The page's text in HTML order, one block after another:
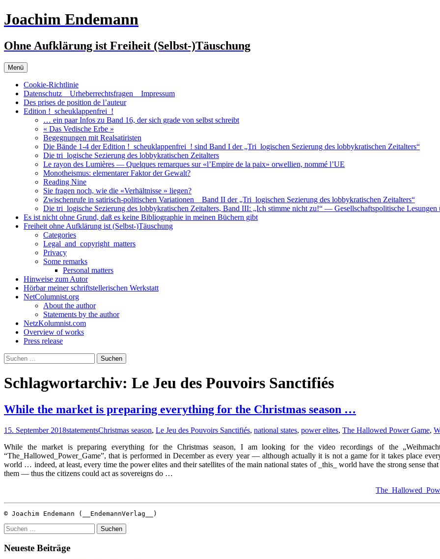
Zum
Inhalt
Joachim Endemann
Ohne Aufklärung ist Freiheit (Selbst-)Täuschung
Menü
Cookie-Richtlinie
Datenschutz _ Urheberrechtsfragen _ Impressum
Des prises de position de l’auteur
Edition !_scheuklappenfrei_!
… ein paar Infos zu Band 16, der sich grade von selbst schreibt
« Das Vedische Erbe »
Begegnungen mit Realsatiristen
Die Bände 1-4 der Edition !_scheuklappenfrei_! sind Band I der „Tri_logischen Sezierung des lobbykratischen Zeitalters“
Die tri_logische Sezierung des lobbykratischen Zeitalters
Le rayon des Lumières — Quelques remarques sur «l’Empire de la paix» orwellien, nommé l’UE
Monotheismus: elementarer Faktor der Gewalt?
Reading Nine
Sie fragen noch, wie die «Verhältnisse » liegen?
Zwischenrufe in satirisch-politischen Variationen _ Band II der „Tri_logischen Sezierung des lobbykratischen Zeitalters“
Die tri_logische Sezierung des lobbykratischen Zeitalters, Band III: „Ich stimme nicht zu!“ — Gesellschaftspolitische
Es ist nicht ohne Grund, daß es keine Bibliographie in meinen Büchern gibt
Freiheit ohne Aufklärung ist (Selbst-)Täuschung
Categories
Legal_and_copyright_matters
Privacy
Some remarks
Personal matters
Hinweise zum Autor
Hörbar meiner schriftstellerischen Werkstatt
NetColumnist.org
About the author
Statements by the author
NetzKolumnist.com
Overview of works
Press release
Suchen
nach:
Schlagwortarchiv: Le Jeu des Pouvoirs Sanctifiés
While the market is preparing everything for the Christmas season …
15. September 2018statementsChristmas season, Le Jeu des Pouvoirs Sanctifiés, national states, power elites, The Hallowed Power Game,
While the market is preparing everything for the Christmas season, I am looking for the video recordings of the
“The_Hallowed_Power_Game”, that is performed in December as every year — although actually it is not a game for it takes place
world … indeed, at least, every time the power elites and their satellites of the main national states of _this_ world have the strong sense
them — thus the citizens could act as sovereigns do …
© Joachim Endemann (__EndemannVerlag__)
Suchen
nach:
Neueste Beiträge